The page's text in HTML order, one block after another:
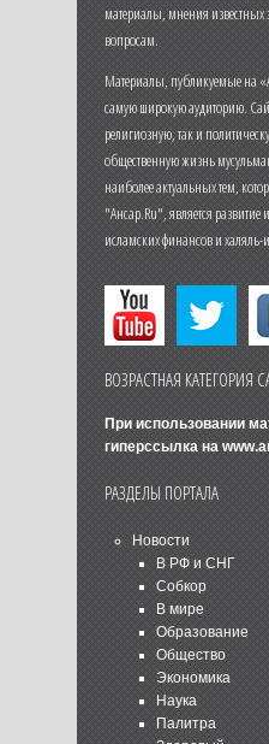
материалы, мнения
вопросам.
Материалы, публикуемые на
самую широкую аудиторию.
религиозную, так и
общественную жизнь
наиболее актуальных тем,
"Ансар.Ru", является
исламских финансов и халяль-
ВОЗРАСТНАЯ КАТЕГОРИЯ
При использовании
гиперссылка на
РАЗДЕЛЫ ПОРТАЛА
Новости
В РФ и СНГ
Собкор
В мире
Образование
Общество
Экономика
Наука
Палитра